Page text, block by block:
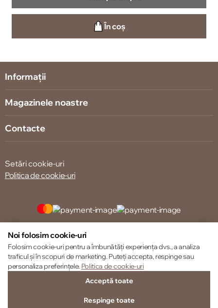
În coș
Informații
Magazinele noastre
Contacte
Setări cookie-uri
Politica de cookie-uri
© 2013 – 2026 ECOM
Noi folosim cookie-uri
Folosim cookie-uri pentru a îmbunătăți experiența dvs., a analiza
traficul și în scopuri de marketing. Puteți accepta, respinge sau
personaliza preferințele. Politica de cookie-uri
Acceptă toate
Respinge toate